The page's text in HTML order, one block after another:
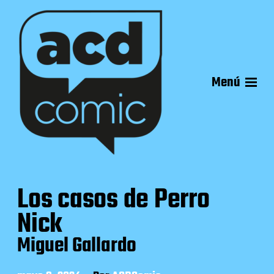
Menú
Los casos de Perro
Nick
Miguel Gallardo